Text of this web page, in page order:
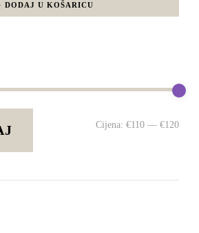
DODAJ U KOŠARICU
Min
Cijena: €110 — €120